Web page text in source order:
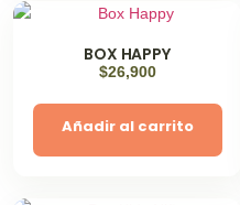
BOX HAPPY
$26,900
Añadir al carrito